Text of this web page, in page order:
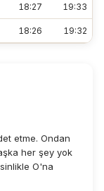
18:27 19:33
18:26 19:32
etme. Ondan
her şey yok
O'na